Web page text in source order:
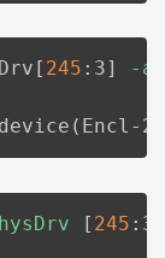
[ 245 :3] -a0
( Encl-
[ 245 :3